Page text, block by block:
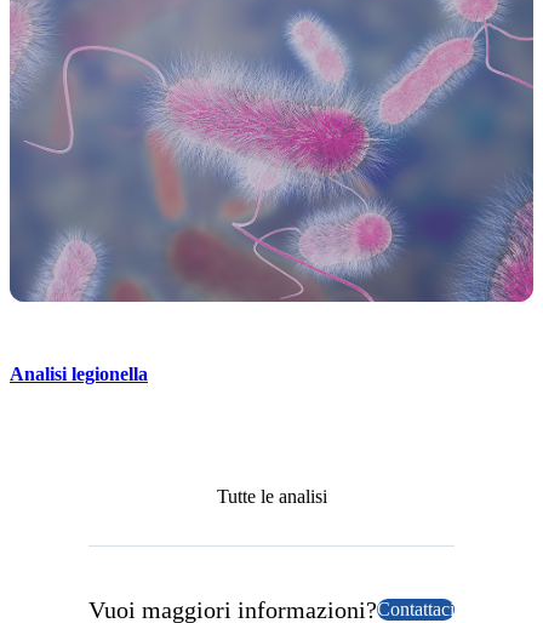
Analisi legionella
Tutte le analisi
Vuoi maggiori informazioni?Contattaci